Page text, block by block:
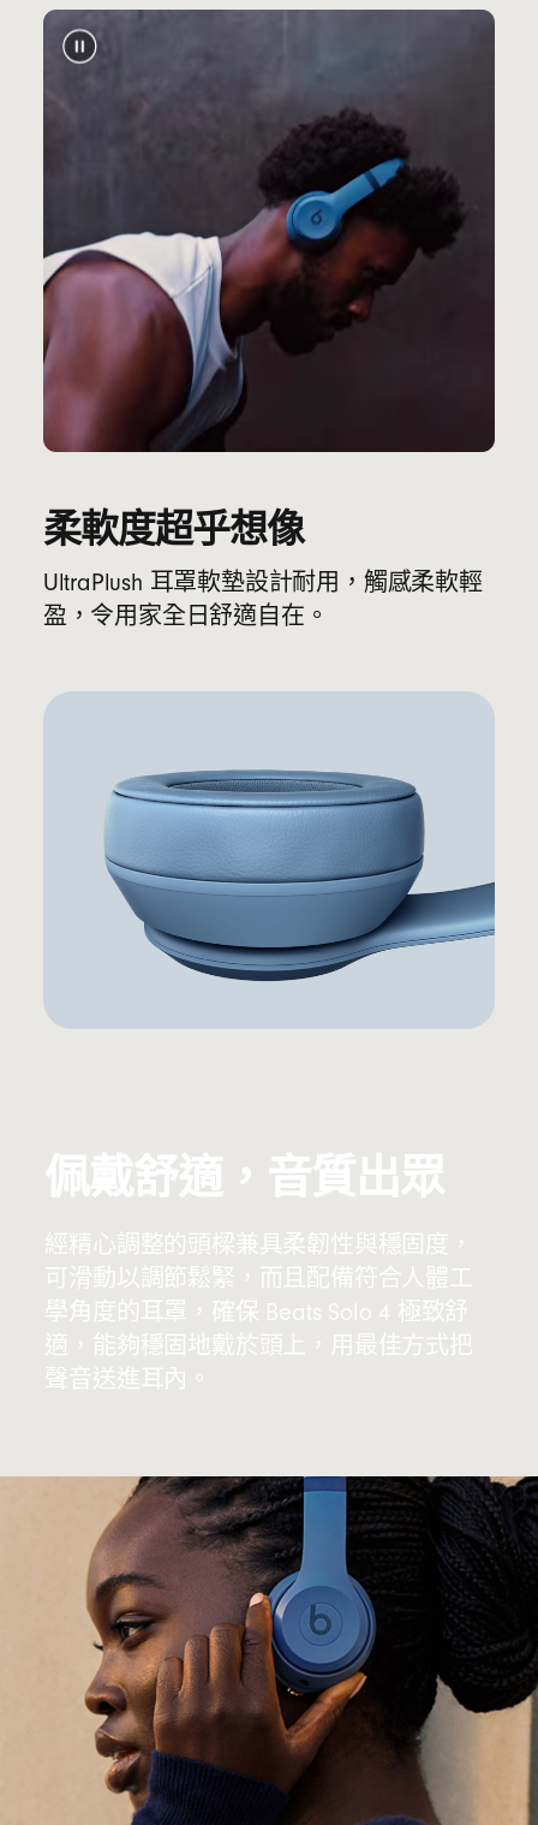
柔軟度超乎想像
UltraPlush 耳罩軟墊設計耐用，觸感柔軟輕
盈，令用家全日舒適自在。
佩戴舒適，音質出眾
經精心調整的頭樑兼具柔韌性與穩固度，
可滑動以調節鬆緊，而且配備符合人體工
學角度的耳罩，確保 Beats Solo 4 極致舒
適，能夠穩固地戴於頭上，用最佳方式把
聲音送進耳內。